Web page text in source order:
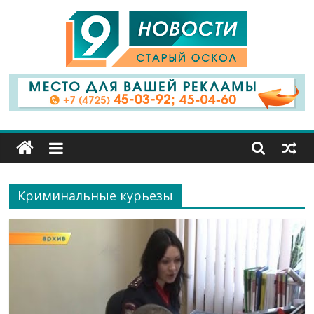
9
Канал
Старый
Оскол
Криминальные курьезы